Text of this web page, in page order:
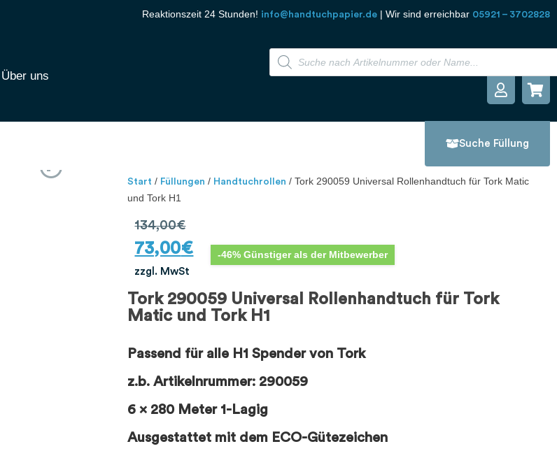
Reaktionszeit 24 Stunden! info@handtuchpapier.de | Wir sind erreichbar 05921 – 3702828
Über uns
Suche Füllung
Start / Füllungen / Handtuchrollen / Tork 290059 Universal Rollenhandtuch für Tork Matic
und Tork H1
134,00€
73,00€
zzgl. MwSt
-46% Günstiger als der Mitbewerber
Tork 290059 Universal Rollenhandtuch für Tork
Matic und Tork H1
Passend für alle H1 Spender von Tork
z.b. Artikelnrummer: 290059
6 x 280 Meter 1-Lagig
Ausgestattet mit dem ECO-Gütezeichen